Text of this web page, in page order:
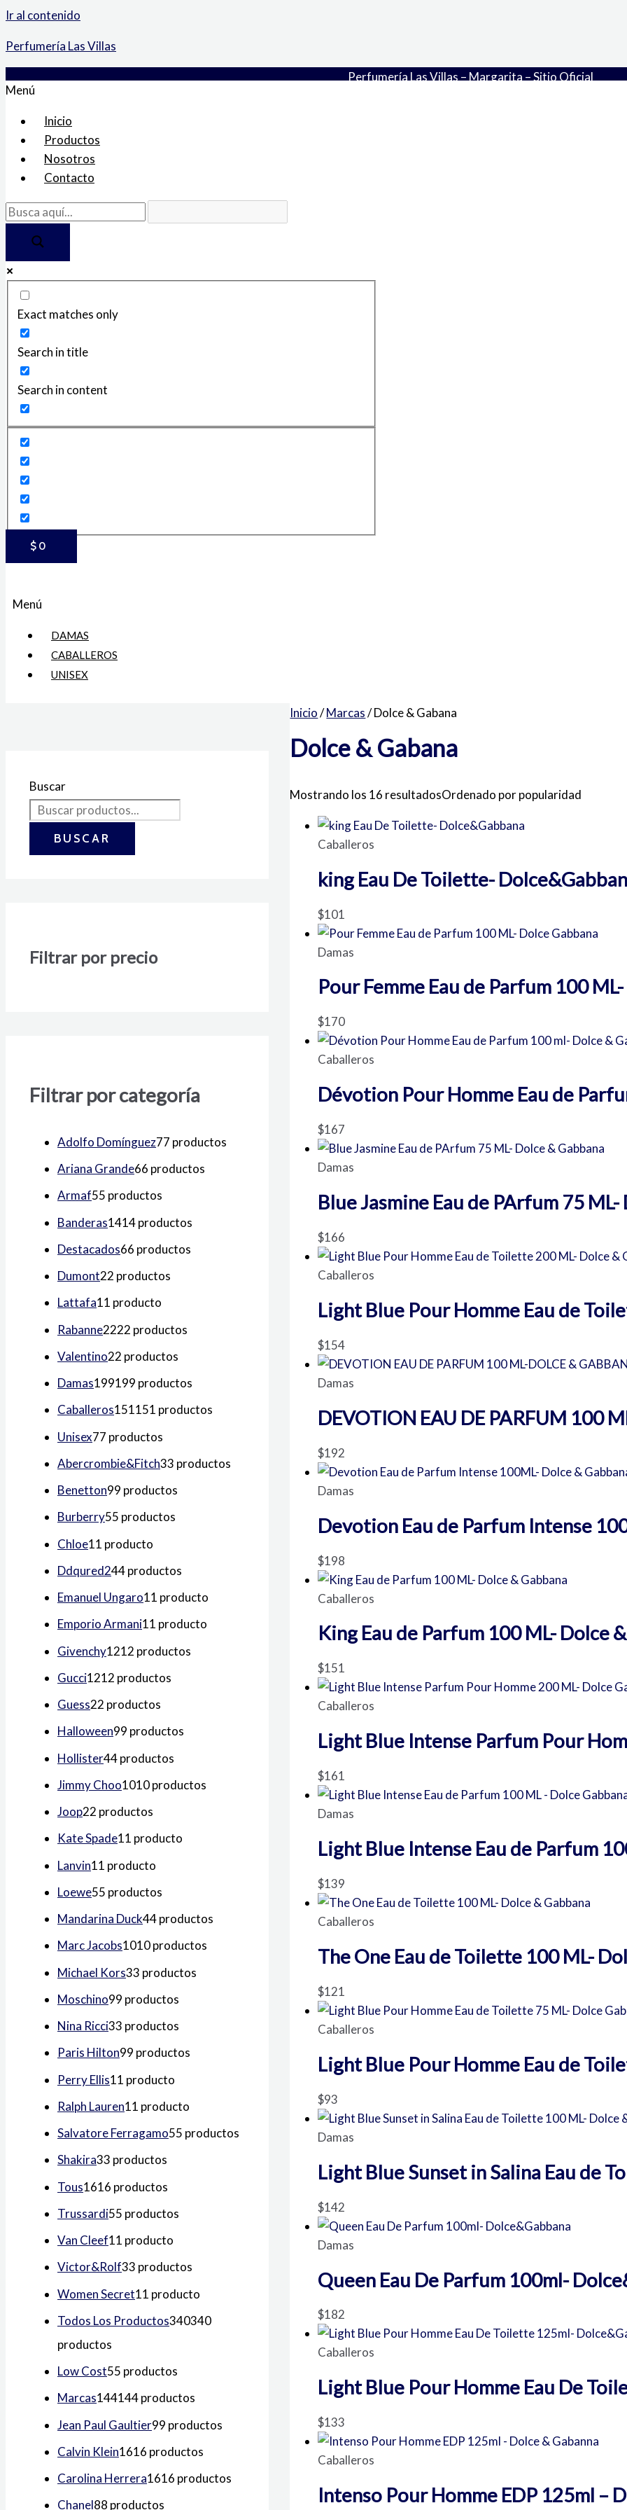
Ir al contenido
Perfumería Las Villas
Perfumería Las Villas – Margarita – Sitio Oficial
Menú
Inicio
Productos
Nosotros
Contacto
Exact matches only
Search in title
Search in content
$ 0
Menú
DAMAS
CABALLEROS
UNISEX
Buscar
BUSCAR
Filtrar por precio
Filtrar por categoría
Adolfo Domínguez77 productos
Ariana Grande66 productos
Armaf55 productos
Banderas1414 productos
Destacados66 productos
Dumont22 productos
Lattafa11 producto
Rabanne2222 productos
Valentino22 productos
Damas199199 productos
Caballeros151151 productos
Unisex77 productos
Abercrombie&Fitch33 productos
Benetton99 productos
Burberry55 productos
Chloe11 producto
Ddqured244 productos
Emanuel Ungaro11 producto
Emporio Armani11 producto
Givenchy1212 productos
Gucci1212 productos
Guess22 productos
Halloween99 productos
Hollister44 productos
Jimmy Choo1010 productos
Joop22 productos
Kate Spade11 producto
Lanvin11 producto
Loewe55 productos
Mandarina Duck44 productos
Marc Jacobs1010 productos
Michael Kors33 productos
Moschino99 productos
Nina Ricci33 productos
Paris Hilton99 productos
Perry Ellis11 producto
Ralph Lauren11 producto
Salvatore Ferragamo55 productos
Shakira33 productos
Tous1616 productos
Trussardi55 productos
Van Cleef11 producto
Victor&Rolf33 productos
Women Secret11 producto
Todos Los Productos340340
productos
Low Cost55 productos
Marcas144144 productos
Jean Paul Gaultier99 productos
Calvin Klein1616 productos
Carolina Herrera1616 productos
Chanel88 productos
Inicio/Marcas/ Dolce & Gabana
Dolce & Gabana
Mostrando los 16 resultadosOrdenado por popularidad
Caballeros
king Eau De Toilette-
$101
Damas
Pour Femme Eau de Parfum 100
$170
Caballeros
Dévotion Pour Homme Eau de
$167
Damas
Blue Jasmine Eau de PArfum 75
$166
Caballeros
Light Blue Pour Homme Eau de
$154
Damas
DEVOTION EAU DE PARFUM 100
$192
Damas
Devotion Eau de Parfum Intense
$198
Caballeros
King Eau de Parfum 100 ML- Dolce
$151
Caballeros
Light Blue Intense Parfum Pour
$161
Damas
Light Blue Intense Eau de Parfum
$139
Caballeros
The One Eau de Toilette 100 ML-
$121
Caballeros
Light Blue Pour Homme Eau de
$93
Damas
Light Blue Sunset in Salina Eau de
$142
Damas
Queen Eau De Parfum 100ml-
$182
Caballeros
Light Blue Pour Homme Eau De
$133
Caballeros
Intenso Pour Homme EDP 125ml –